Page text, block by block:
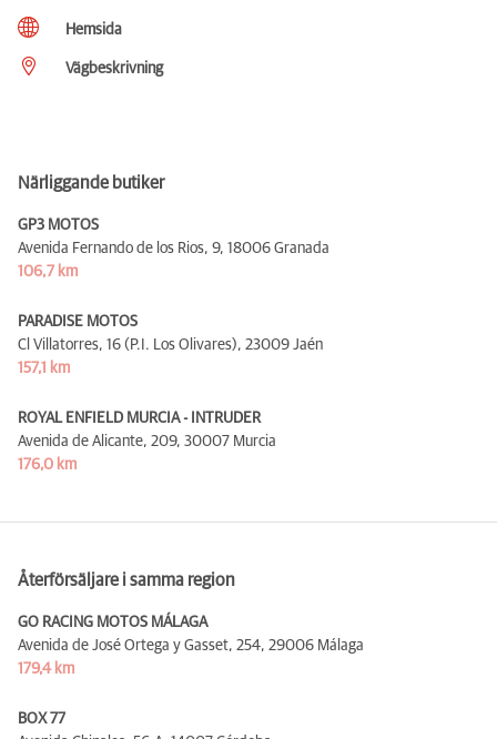
Hemsida
Vägbeskrivning
Närliggande butiker
GP3 MOTOS
Avenida Fernando de los Rios, 9, 18006 Granada
106,7 km
PARADISE MOTOS
Cl Villatorres, 16 (P.I. Los Olivares), 23009 Jaén
157,1 km
ROYAL ENFIELD MURCIA - INTRUDER
Avenida de Alicante, 209, 30007 Murcia
176,0 km
Återförsäljare i samma region
GO RACING MOTOS MÁLAGA
Avenida de José Ortega y Gasset, 254, 29006 Málaga
179,4 km
BOX 77